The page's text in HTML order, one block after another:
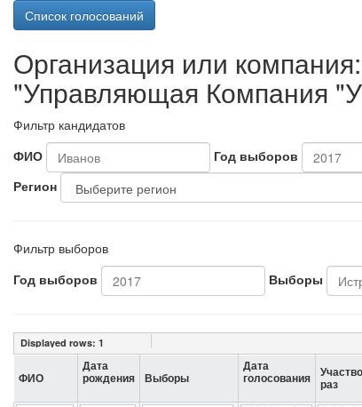
Список голосований
Организация или
"Управляющая Компания
Фильтр кандидатов
ФИО
Год выборов
Регион
Фильтр выборов
Год выборов
Выборы
Displayed rows: 1
ФИО
Дата
рождения
Выборы
Дата
голосования
раз